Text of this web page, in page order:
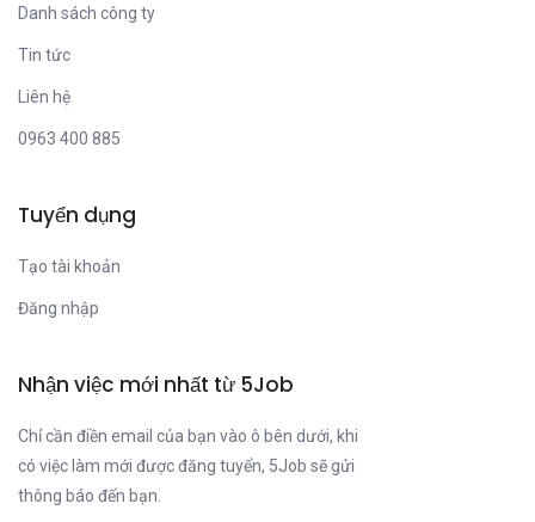
Danh sách công ty
Tin tức
Liên hệ
0963 400 885
Tuyển dụng
Tạo tài khoản
Đăng nhập
Nhận việc mới nhất từ 5Job
Chỉ cần điền email của bạn vào ô bên dưới, khi
có việc làm mới được đăng tuyển, 5Job sẽ gửi
thông báo đến bạn.